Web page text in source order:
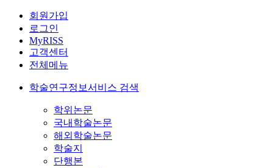
회원가입
로그인
MyRISS
고객센터
전체메뉴
학술연구정보서비스 검색
학위논문
국내학술논문
해외학술논문
학술지
단행본